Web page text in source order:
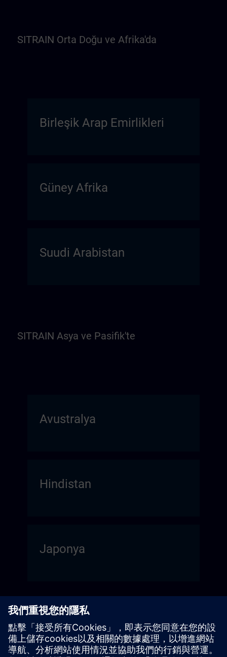
SITRAIN Orta Doğu ve Afrika'da
Birleşik Arap Emirlikleri
Güney Afrika
Suudi Arabistan
SITRAIN Asya ve Pasifik'te
Avustralya
Hindistan
Japonya
Tayvan